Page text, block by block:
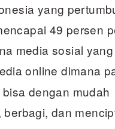
yang
49 persen
media sosial yang
online dimana
dengan mudah
dan